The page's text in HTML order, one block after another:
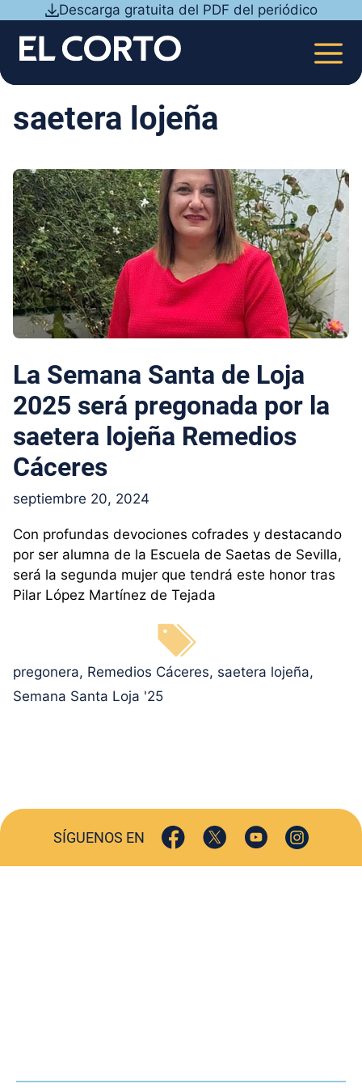
contenido
Descarga gratuita del PDF del periódico
saetera lojeña
La Semana Santa de Loja
2025 será pregonada por la
saetera lojeña Remedios
Cáceres
septiembre 20, 2024
Con profundas devociones cofrades y destacando
por ser alumna de la Escuela de Saetas de Sevilla,
será la segunda mujer que tendrá este honor tras
Pilar López Martínez de Tejada
Etiquetas
pregonera, Remedios Cáceres, saetera lojeña,
Semana Santa Loja '25
SÍGUENOS EN